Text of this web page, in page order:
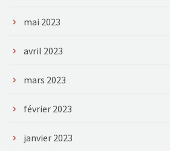
mai 2023
avril 2023
mars 2023
février 2023
janvier 2023